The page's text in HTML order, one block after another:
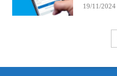
19/11/2024